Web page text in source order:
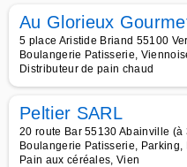
Au Glorieux
5 place Aristide Briand 55100
Boulangerie Patisserie,
Distributeur de pain chaud
Peltier SARL
20 route Bar 55130 Abainville (à
Boulangerie Patisserie,
Pain aux céréales, Vien